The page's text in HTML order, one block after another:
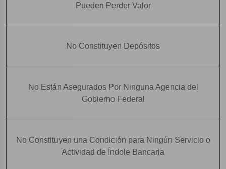
Pueden Perder Valor
No Constituyen Depósitos
No Están Asegurados Por Ninguna Agencia del
Gobierno Federal
No Constituyen una Condición para Ningún Servicio o
Actividad de Índole Bancaria